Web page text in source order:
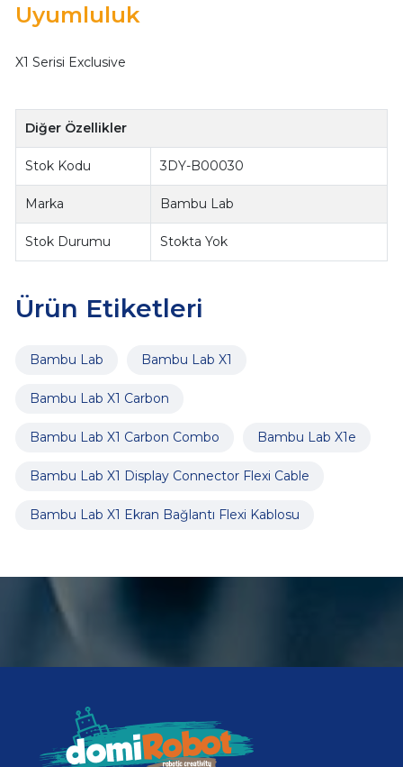
Uyumluluk
X1 Serisi Exclusive
Diğer Özellikler
Stok Kodu 3DY-B00030
Marka Bambu Lab
Stok Durumu Stokta Yok
Ürün Etiketleri
Bambu Lab Bambu Lab X1
Bambu Lab X1 Carbon
Bambu Lab X1 Carbon Combo Bambu Lab X1e
Bambu Lab X1 Display Connector Flexi Cable
Bambu Lab X1 Ekran Bağlantı Flexi Kablosu